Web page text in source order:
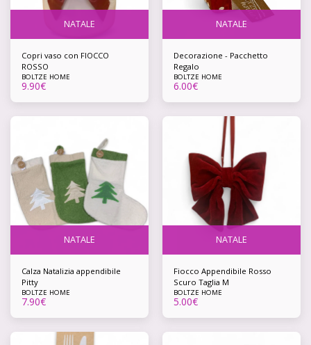
NATALE
Copri vaso con FIOCCO
ROSSO
BOLTZE HOME
9.90€
NATALE
Decorazione - Pacchetto
Regalo
BOLTZE HOME
6.00€
NATALE
Calza Natalizia appendibile
Pitty
BOLTZE HOME
7.90€
NATALE
Fiocco Appendibile Rosso
Scuro Taglia M
BOLTZE HOME
5.00€